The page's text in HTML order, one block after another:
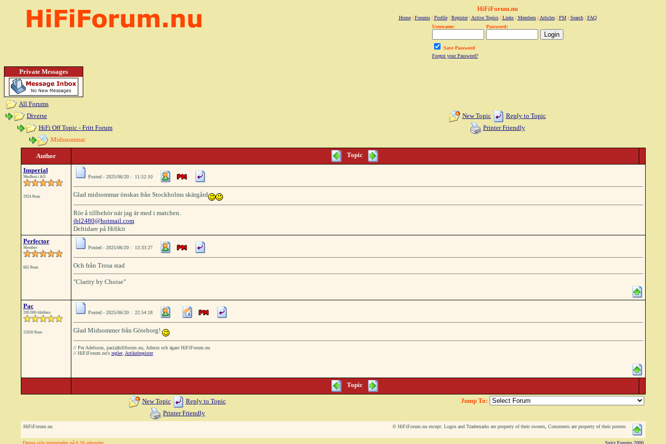
HiFiForum.nu
Home| Forums| Profile| Register| Active Topics| Links| Members| Articles| PM| Search| FAQ
Username:
Password:
Save Password
Forgot your Password?
Private Messages
All Forums
Diverse
HiFi Off Topic - Fritt Forum
Midssommar
New Topic
Reply to Topic
Printer Friendly
Author Topic
Imperial
Medlem i AÖ
2924 Posts
Posted - 2025/06/20 : 11:52:10
Glad midsommar önskas från Stockholms skärgård
Rör å tillbehör när jag är med i matchen.
jbl2480@hotmail.com
Deltidare på Hifikit
Perfector
Member
602 Posts
Posted - 2025/06/20 : 13:33:27
Och från Trosa stad
"Clarity by Choise"
Pac
200.000-klubben
22026 Posts
Posted - 2025/06/20 : 22:54:18
Glad Midsommer från Göteborg!
// Per Adelsson, pac(a)hififorum.nu, Admin och ägare HiFiForum.nu
// HiFiForum.nu's regler, Artikelregister
Topic
New Topic
Reply to Topic
Printer Friendly
Jump To:
HiFiForum.nu © HiFiForum.nu except: Logos and Trademarks are property of their owners, Comments are property of their posters
Denna sida genererades på 0.16 sekunder. Snitz Forums 2000